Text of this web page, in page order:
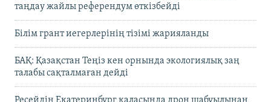
таңдау жайлы референдум өткізбейді
Білім грант иегерлерінің тізімі жарияланды
БАҚ: Қазақстан Теңіз кен орнында экологиялық заң
талабы сақталмаған дейді